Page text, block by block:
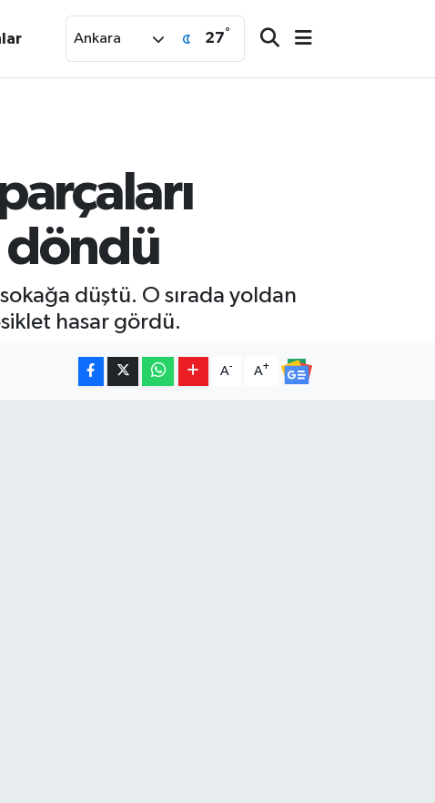
Ankara 27°
döndü
düştü. O sırada yoldan
hasar gördü.
A- A+